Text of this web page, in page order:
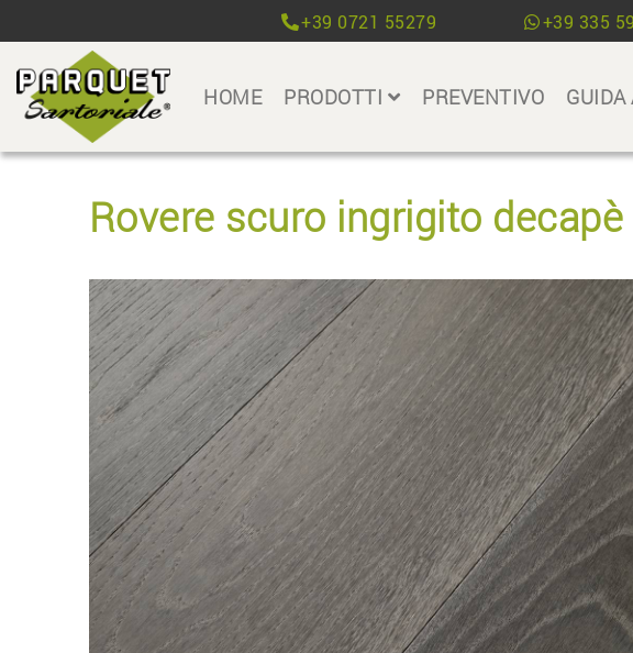
+39 0721 55279 +39 335
HOME PRODOTTI PREVENTIVO GUIDA
Rovere scuro ingrigito decapè